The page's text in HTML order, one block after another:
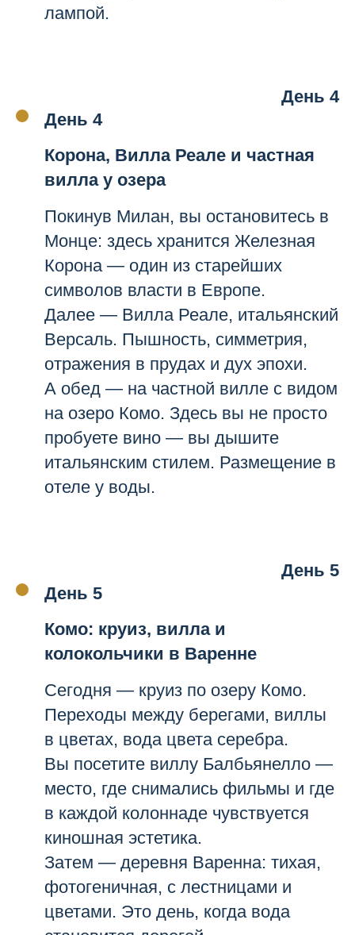
лампой.
День 4
День 4
Корона, Вилла Реале и частная
вилла у озера
Покинув Милан, вы остановитесь в
Монце: здесь хранится Железная
Корона — один из старейших
символов власти в Европе.
Далее — Вилла Реале, итальянский
Версаль. Пышность, симметрия,
отражения в прудах и дух эпохи.
А обед — на частной вилле с видом
на озеро Комо. Здесь вы не просто
пробуете вино — вы дышите
итальянским стилем. Размещение в
отеле у воды.
День 5
День 5
Комо: круиз, вилла и
колокольчики в Варенне
Сегодня — круиз по озеру Комо.
Переходы между берегами, виллы
в цветах, вода цвета серебра.
Вы посетите виллу Балбьянелло —
место, где снимались фильмы и где
в каждой колоннаде чувствуется
киношная эстетика.
Затем — деревня Варенна: тихая,
фотогеничная, с лестницами и
цветами. Это день, когда вода